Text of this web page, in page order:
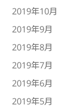
2019年10月
2019年9月
2019年8月
2019年7月
2019年6月
2019年5月